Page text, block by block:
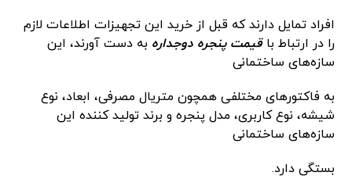
افراد تمایل دارند که قبل از خرید این تجهیزات اطلاعات لازم
را در ارتباط باقیمت پنجره دوجداره به دست آورند، این
سازه‌های ساختمانی
به فاکتورهای مختلفی همچون متریال مصرفی، ابعاد، نوع
شیشه، نوع کاربری، مدل پنجره و برند تولید کننده این
سازه‌های ساختمانی
بستگی دارد.